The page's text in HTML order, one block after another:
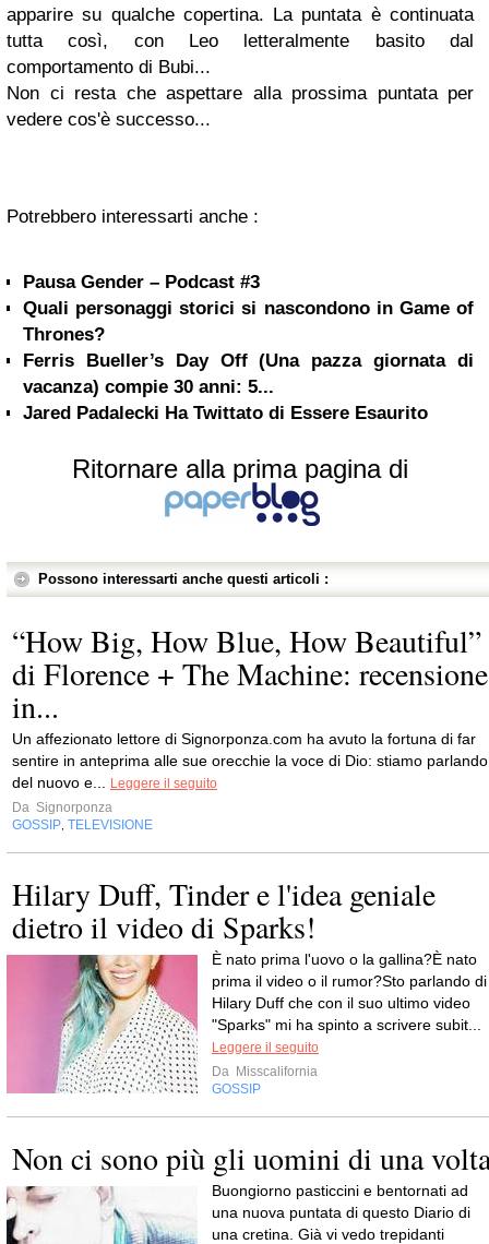
apparire su qualche copertina. La puntata è continuata
tutta così, con Leo letteralmente basito dal
comportamento di Bubi...
Non ci resta che aspettare alla prossima puntata per
vedere cos'è successo...
Potrebbero interessarti anche :
Pausa Gender – Podcast #3
Quali personaggi storici si nascondono in Game of
Thrones?
Ferris Bueller’s Day Off (Una pazza giornata di
vacanza) compie 30 anni: 5...
Jared Padalecki Ha Twittato di Essere Esaurito
Ritornare alla prima pagina di
Possono interessarti anche questi articoli :
“How Big, How Blue, How Beautiful”
di Florence + The Machine: recensione
in...
Un affezionato lettore di Signorponza.com ha avuto la fortuna di far
sentire in anteprima alle sue orecchie la voce di Dio: stiamo parlando
del nuovo e...
Leggere il seguito
Da Signorponza
GOSSIP TELEVISIONE
Hilary Duff, Tinder e l'idea geniale
dietro il video di Sparks!
È nato prima l'uovo o la gallina?È nato
prima il video o il rumor?Sto parlando di
Hilary Duff che con il suo ultimo video
"Sparks" mi ha spinto a scrivere subit...
Leggere il seguito
Da Misscalifornia
GOSSIP
Non ci sono più gli uomini di una
Buongiorno pasticcini e bentornati ad
una nuova puntata di questo Diario di
una cretina. Già vi vedo trepidanti